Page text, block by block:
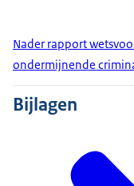
Nader rapport
ondermijnende
Bijlagen